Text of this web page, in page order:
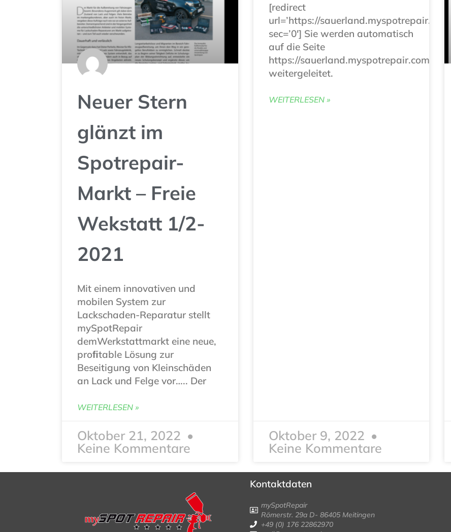
Neuer Stern
glänzt im
Spotrepair-
Markt – Freie
Wekstatt 1/2-
2021
Mit einem innovativen und
mobilen System zur
Lackschaden-Reparatur stellt
mySpotRepair
demWerkstattmarkt eine neue,
proﬁtable Lösung zur
Beseitigung von Kleinschäden
an Lack und Felge vor….. Der
WEITERLESEN »
Oktober 21, 2022
Keine Kommentare
[redirect
url=’https://sauerland.myspotrepair.com‘
sec=’0′] Sie werden automatisch
auf die Seite
https://sauerland.myspotrepair.com
weitergeleitet.
WEITERLESEN »
Oktober 9, 2022
Keine Kommentare
Kontaktdaten
mySpotRepair
Römerstr. 29a D- 86405 Meitingen
+49 (0) 176 22862970